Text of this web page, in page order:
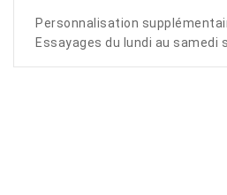
Personnalisation
Essayages du lundi au samedi